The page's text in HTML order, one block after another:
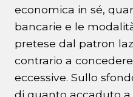
economica in sé,
bancarie e le
pretese dal patron
contrario a
eccessive. Sullo
di quanto accaduto